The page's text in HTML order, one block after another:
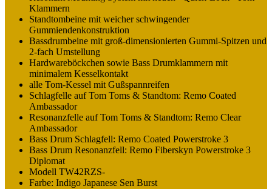
Klammern
Standtombeine mit weicher schwingender
Gummiendenkonstruktion
Bassdrumbeine mit groß-dimensionierten Gummi-Spitzen und
2-fach Umstellung
Hardwareböckchen sowie Bass Drumklammern mit
minimalem Kesselkontakt
alle Tom-Kessel mit Gußspannreifen
Schlagfelle auf Tom Toms & Standtom: Remo Coated
Ambassador
Resonanzfelle auf Tom Toms & Standtom: Remo Clear
Ambassador
Bass Drum Schlagfell: Remo Coated Powerstroke 3
Bass Drum Resonanzfell: Remo Fiberskyn Powerstroke 3
Diplomat
Modell TW42RZS-
Farbe: Indigo Japanese Sen Burst